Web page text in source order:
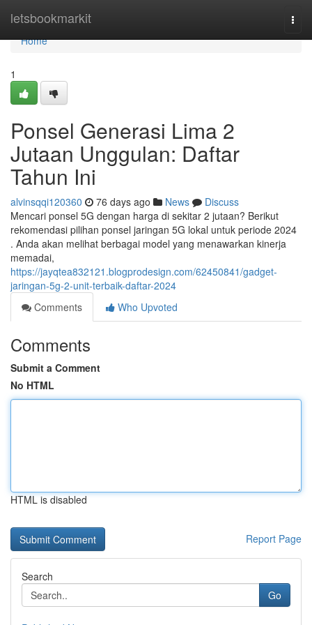
letsbookmarkit
Home
Home
1
Ponsel Generasi Lima 2
Jutaan Unggulan: Daftar
Tahun Ini
alvinsqqi120360 76 days ago News
Discuss
Mencari ponsel 5G dengan harga di sekitar 2 jutaan? Berikut
rekomendasi pilihan ponsel jaringan 5G lokal untuk periode 2024
. Anda akan melihat berbagai model yang menawarkan kinerja
memadai,
https://jayqtea832121.blogprodesign.com/62450841/gadget-
jaringan-5g-2-unit-terbaik-daftar-2024
Comments
Who Upvoted
Comments
Submit a Comment
No HTML
HTML is disabled
Report Page
Search
Go